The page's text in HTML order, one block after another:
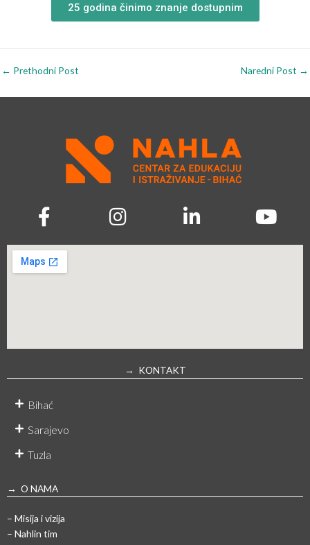
25 godina činimo znanje dostupnim
← Prethodni Post Naredni Post →
→ KONTAKT
Bihać
Sarajevo
Tuzla
→ O NAMA
– Misija i vizija
– Nahlin tim